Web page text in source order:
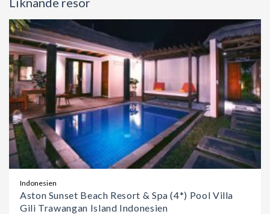
Indonesien
Aston Sunset Beach Resort & Spa (4*) Pool Villa
Gili Trawangan Island Indonesien